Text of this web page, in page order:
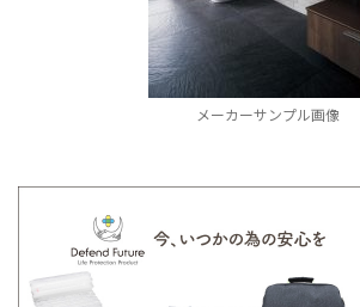
メーカーサンプル画像